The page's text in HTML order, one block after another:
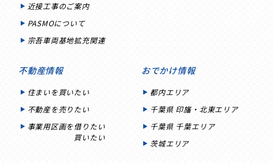
近接工事のご案内
PASMOについて
宗吾車両基地拡充関連
不動産情報
住まいを買いたい
不動産を売りたい
事業用区画を借りたい
買いたい
おでかけ情報
都内エリア
千葉県 印旛・北東エリア
千葉県 千葉エリア
茨城エリア